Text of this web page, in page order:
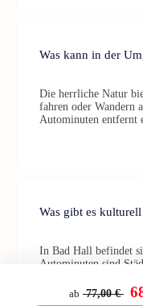
Was kann in der
Die herrliche Natur
fahren oder Wandern
Autominuten entfernt
Was gibt es
In Bad Hall befindet
Autominuten sind
Stifte und Klöster
ab 77,00 €